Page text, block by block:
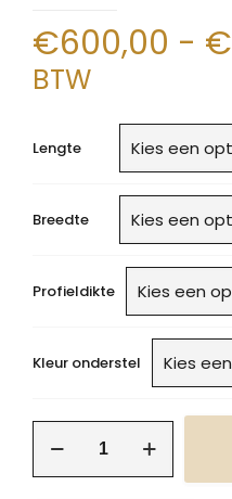
€600,00 - €
BTW
Lengte
Breedte
Profieldikte
Kleur onderstel
massieve
eik